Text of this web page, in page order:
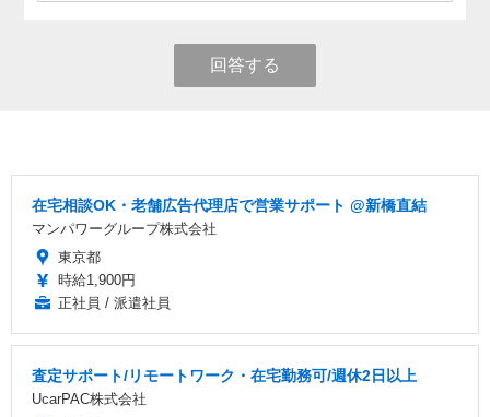
回答する
在宅相談OK・老舗広告代理店で営業サポート @新橋直結
マンパワーグループ株式会社
東京都
時給1,900円
正社員 / 派遣社員
査定サポート/リモートワーク・在宅勤務可/週休2日以上
UcarPAC株式会社